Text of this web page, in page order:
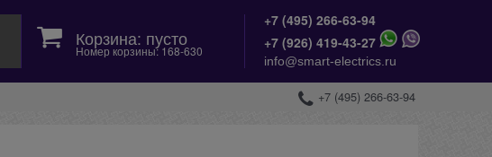
Корзина: пусто
Номер корзины: 168-630
+7 (495) 266-63-94
+7 (926) 419-43-27
info@smart-electrics.ru
+7 (495) 266-63-94